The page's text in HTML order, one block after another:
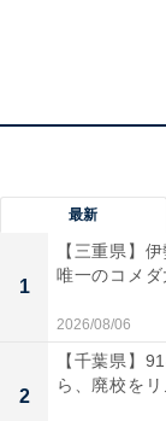
最新
1
【三重県】
唯一のコメ
2026/08/06
2
【千葉県】
ら、廃校を